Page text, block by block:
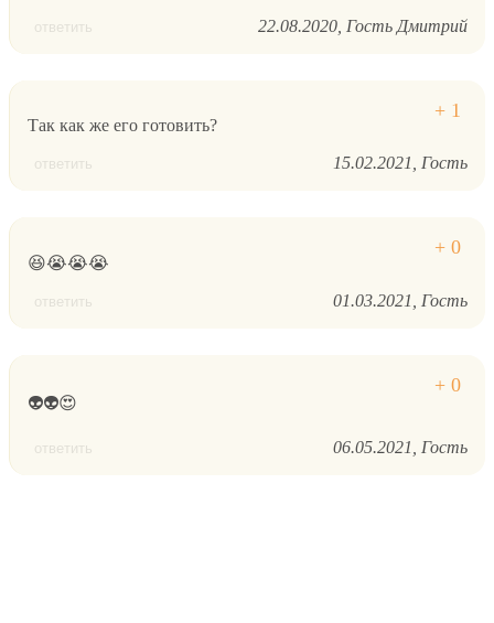
ответить 22.08.2020 Гость Дмитрий
Так как же его готовить?
ответить 15.02.2021 Гость
😆😭😭😭
ответить 01.03.2021 Гость
👽👽😍
ответить 06.05.2021 Гость